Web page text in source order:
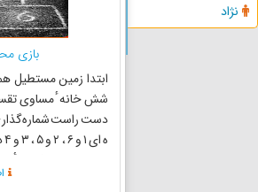
نژاد
بازی
ابتدا زمین مستطیل
شش خانه ٔ مساوى
دست راست
بیرون دایره با فاصله
آنجا را نقطه ٔ شروع